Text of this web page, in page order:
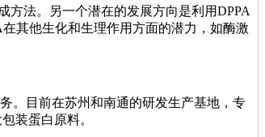
方法。另一个潜在的发展方向是利用DPPA
其他生化和生理作用方面的潜力，如酶激
。目前在苏州和南通的研发生产基地，专
装蛋白原料。